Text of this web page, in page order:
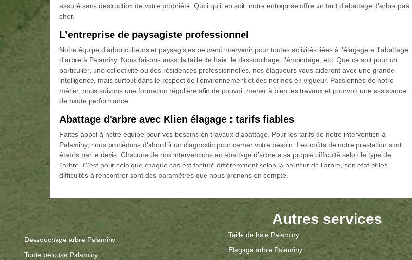
assuré sans destruction de votre propriété. Quoi qu’il en soit, notre entreprise offre un tarif d’abattage d’arbre pas
cher.
L’entreprise de paysagiste professionnel
Notre équipe d’arboriculteurs et paysagistes peuvent intervenir pour toutes activités liées à l’élagage et l'abattage
d'arbre à Palaminy. Nous faisons aussi la taille de haie, le dessouchage, l’émondage, etc. Que ce soit pour un
particulier, une collectivité ou des résidences professionnelles, nos élagueurs vous aideront avec une grande
intelligence, mais surtout dans le respect de l’environnement et des normes en vigueur. Passionnés de notre
métier, nous suivons une formation régulière afin de pouvoir mener à bien les travaux et pourvoir une assistance
de haute performance.
Abattage d'arbre avec Klien élagage : tarifs fiables
Faites appel à notre équipe pour vos besoins en travaux d'abattage. Pour les tarifs de notre intervention à
Palaminy, nous procédons d’abord à un diagnostic pour cerner votre besoin. Les coûts de notre prestation sont
établis par le devis. Chacune de nos interventions en abattage d’arbre a sa propre difficulté selon le type de
l’arbre. C'est pour cela que chaque cas est facturé différemment selon la hauteur de l’arbre, son état et les
difficultés à rencontrer sont des paramètres que nous prenons en compte.
Autres services
Dessouchage arbre Palaminy
Tonte pelouse Palaminy
Taille de haie Palaminy
Elagage arbre Palaminy